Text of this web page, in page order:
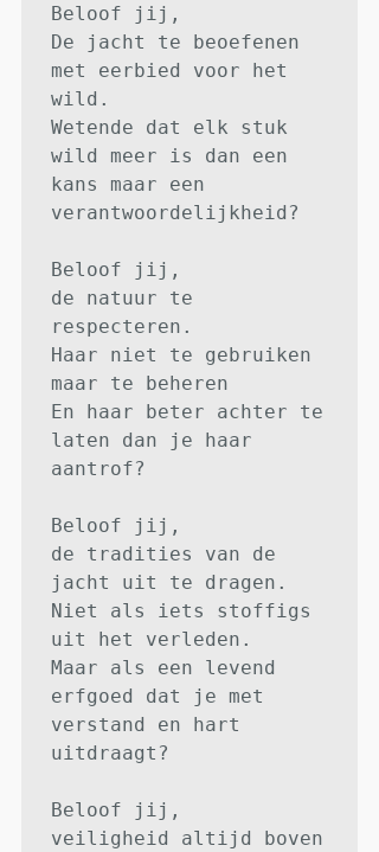
Beloof jij,
De jacht te beoefenen
met eerbied voor het
wild.
Wetende dat elk stuk
wild meer is dan een
kans maar een
verantwoordelijkheid?
Beloof jij,
de natuur te
respecteren.
Haar niet te gebruiken
maar te beheren
En haar beter achter te
laten dan je haar
aantrof?
Beloof jij,
de tradities van de
jacht uit te dragen.
Niet als iets stoffigs
uit het verleden.
Maar als een levend
erfgoed dat je met
verstand en hart
uitdraagt?
Beloof jij,
veiligheid altijd boven